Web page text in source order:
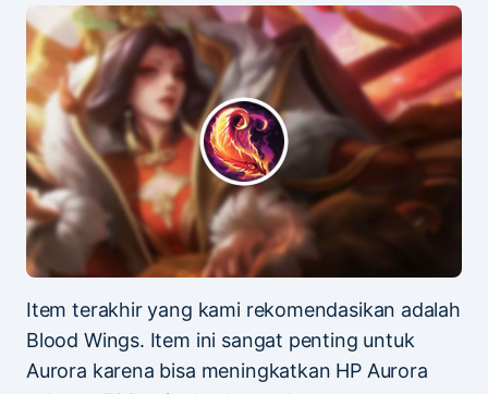
Item terakhir yang kami rekomendasikan adalah
Blood Wings. Item ini sangat penting untuk
Aurora karena bisa meningkatkan HP Aurora